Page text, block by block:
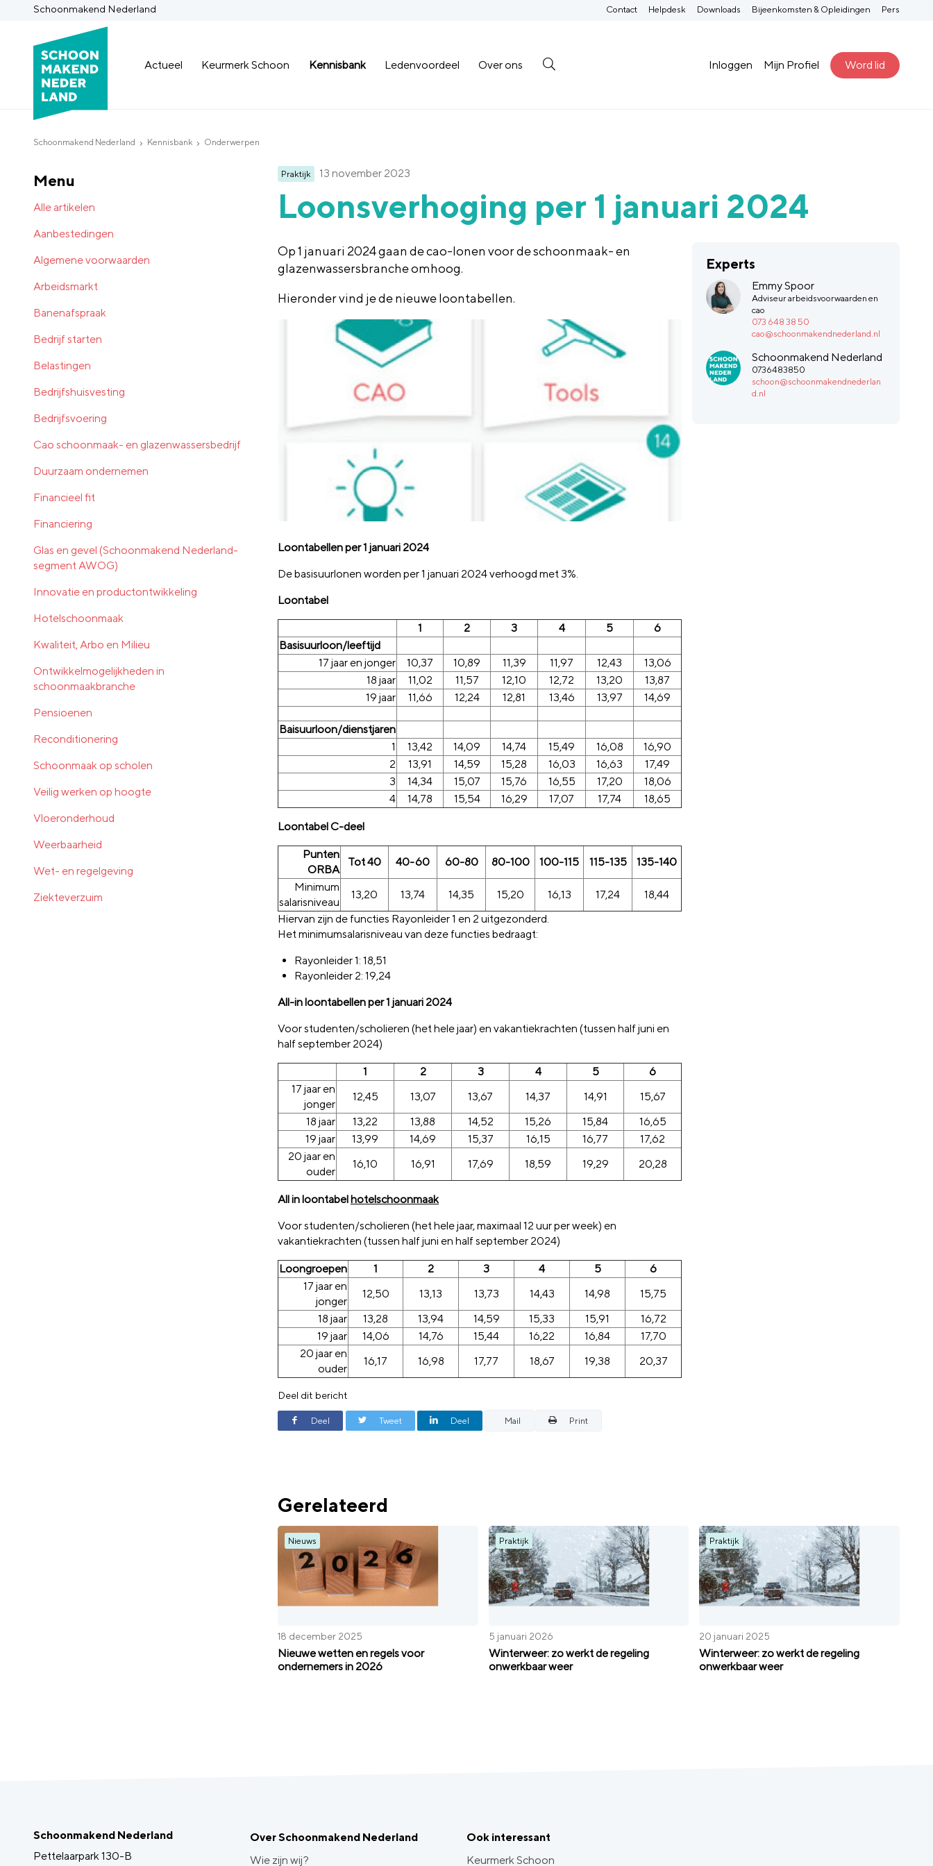
Schoonmakend Nederland
Actueel Keurmerk Schoon Kennisbank Ledenvoordeel Over ons Inloggen Mijn Profiel Word lid
Contact Helpdesk Downloads Bijeenkomsten & Opleidingen Pers
Schoonmakend Nederland Kennisbank Onderwerpen
Praktijk 13 november 2023
Loonsverhoging per 1 januari 2024
Op 1 januari 2024 gaan de cao-lonen voor de schoonmaak- en
glazenwassersbranche omhoog.
Hieronder vind je de nieuwe loontabellen.
Experts
Emmy Spoor
Adviseur arbeidsvoorwaarden en
cao
073 648 38 50
cao@schoonmakendnederland.nl
Schoonmakend Nederland
0736483850
schoon@schoonmakendnederlan
d.nl
Loontabellen per 1 januari 2024
De basisuurlonen worden per 1 januari 2024 verhoogd met 3%.
Loontabel
1 2 3 4 5
6
Basisuurloon/leeftijd
17 jaar en jonger
10,37 10,89 11,39 11,97 12,43
13,06
18 jaar
11,02 11,57 12,10 12,72 13,20
13,87
19 jaar
11,66 12,24 12,81 13,46 13,97 14,69
Baisuurloon/dienstjaren
1
13,42 14,09 14,74 15,49 16,08
16,90
2
13,91 14,59 15,28 16,03 16,63
17,49
3
14,34 15,07 15,76 16,55 17,20
18,06
4
14,78 15,54 16,29 17,07 17,74 18,65
Loontabel C-deel
Punten
ORBA
Tot 40 40-60 60-80 80-100 100-115 115-135
135-140
Minimum
salarisniveau
13,20 13,74 14,35 15,20 16,13 17,24
18,44
Hiervan zijn de functies Rayonleider 1 en 2 uitgezonderd.
Het minimumsalarisniveau van deze functies bedraagt:
Rayonleider 1: 18,51
Rayonleider 2: 19,24
All-in loontabellen per 1 januari 2024
Voor studenten/scholieren (het hele jaar) en vakantiekrachten (tussen half juni en
half september 2024)
1 2 3 4 5
6
17 jaar en
jonger
12,45 13,07 13,67 14,37 14,91
15,67
18 jaar
13,22 13,88 14,52 15,26 15,84
16,65
19 jaar
13,99 14,69 15,37 16,15 16,77
17,62
20 jaar en
ouder
16,10 16,91 17,69 18,59 19,29 20,28
All in loontabel hotelschoonmaak
Voor studenten/scholieren (het hele jaar, maximaal 12 uur per week) en
vakantiekrachten (tussen half juni en half september 2024)
Loongroepen 1 2 3 4 5
6
17 jaar en
jonger
12,50 13,13 13,73 14,43 14,98
15,75
18 jaar
13,28 13,94 14,59 15,33 15,91
16,72
19 jaar
14,06 14,76 15,44 16,22 16,84
17,70
20 jaar en
ouder
16,17 16,98 17,77 18,67 19,38 20,37
Deel dit bericht
Deel Tweet Deel Mail Print
Gerelateerd
Nieuws
18 december 2025
Nieuwe wetten en regels voor
ondernemers in 2026
Praktijk
5 januari 2026
Winterweer: zo werkt de regeling
onwerkbaar weer
Praktijk
20 januari 2025
Winterweer: zo werkt de regeling
onwerkbaar weer
Menu
Alle artikelen
Aanbestedingen
Algemene voorwaarden
Arbeidsmarkt
Banenafspraak
Bedrijf starten
Belastingen
Bedrijfshuisvesting
Bedrijfsvoering
Cao schoonmaak- en glazenwassersbedrijf
Duurzaam ondernemen
Financieel fit
Financiering
Glas en gevel (Schoonmakend Nederland-
segment AWOG)
Innovatie en productontwikkeling
Hotelschoonmaak
Kwaliteit, Arbo en Milieu
Ontwikkelmogelijkheden in
schoonmaakbranche
Pensioenen
Reconditionering
Schoonmaak op scholen
Veilig werken op hoogte
Vloeronderhoud
Weerbaarheid
Wet- en regelgeving
Ziekteverzuim
Schoonmakend Nederland
Pettelaarpark 130-B
Over Schoonmakend Nederland
Wie zijn wij?
Ook interessant
Keurmerk Schoon